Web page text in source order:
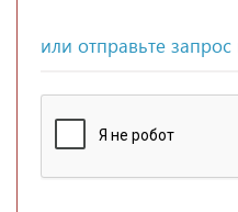
или отправьте